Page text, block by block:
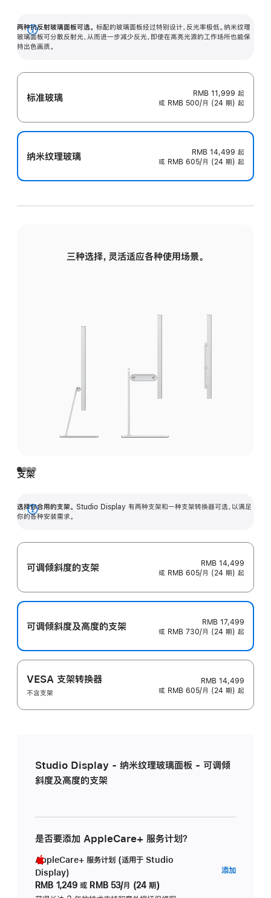
两种抗反射玻璃面板可选。 标配的玻璃面板经过特别设计，反光率极低。纳米纹理
玻璃面板可分散反射光，从而进一步减少反光，即使在高亮光源的工作场所也能保
持出色画质。
展
开
标准玻璃 RMB 11,999 起
或 RMB 500/月 (24 期) 起
纳米纹理玻璃 RMB 14,499 起
或 RMB 605/月 (24 期) 起
三种选择，灵活适应各种使用场景。
支架
选择你合用的支架。 Studio Display 有两种支架和一种支架转换器可选，以满足
你的各种安装需求。
展
可调倾斜度的支架
RMB 14,499
或 RMB 605/月 (24 期) 起
可调倾斜度及高‍度的支‍架
RMB 17,499
或 RMB 730/月 (24 期) 起
VESA 支架转换器
不含支架
RMB 14,499
或 RMB 605/月 (24 期) 起
Studio Display - 纳米纹理玻璃面板 - 可调倾
斜度及高度的支架
是否要添加 AppleCare+ 服务计划？
AppleCare+ 服务计划 (适用于 Studio
Display)
RMB 1,249 或 RMB 53/月 (24 期)
添加